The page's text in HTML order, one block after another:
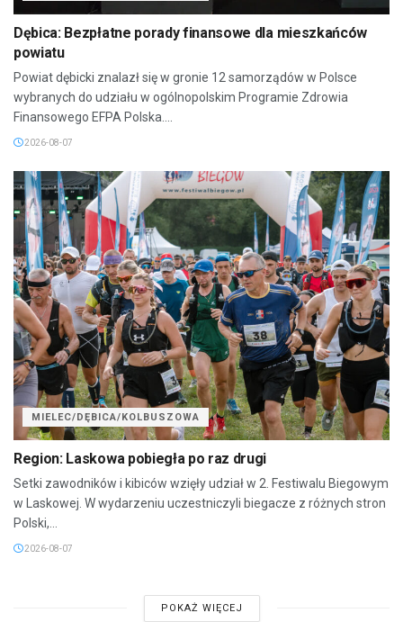
Dębica: Bezpłatne porady finansowe dla mieszkańców
powiatu
Powiat dębicki znalazł się w gronie 12 samorządów w Polsce
wybranych do udziału w ogólnopolskim Programie Zdrowia
Finansowego EFPA Polska....
2026-08-07
MIELEC/DĘBICA/KOLBUSZOWA
Region: Laskowa pobiegła po raz drugi
Setki zawodników i kibiców wzięły udział w 2. Festiwalu Biegowym
w Laskowej. W wydarzeniu uczestniczyli biegacze z różnych stron
Polski,...
2026-08-07
POKAŻ WIĘCEJ